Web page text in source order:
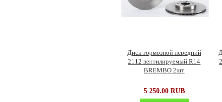
Диск тормозной передний
2112 вентилируемый R14
BREMBO 2шт
5 250.00 RUB